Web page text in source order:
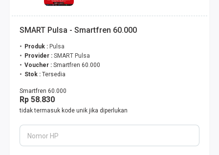
SMART Pulsa - Smartfren 60.000
Produk : Pulsa
Provider : SMART Pulsa
Voucher : Smartfren 60.000
Stok : Tersedia
Smartfren 60.000
Rp 58.830
tidak termasuk kode unik jika diperlukan
Nomor HP